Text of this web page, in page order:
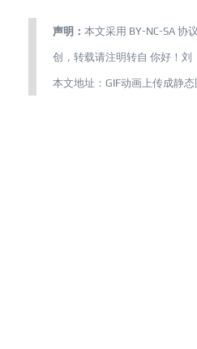
声明： 本文采用 BY-NC-SA 协
创，转载请注明转自 你好！刘
本文地址： GIF动画上传成静